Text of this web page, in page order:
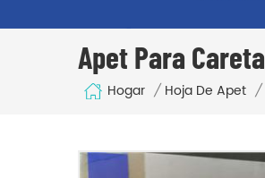
Apet Para Careta
Hogar / Hoja De Apet /